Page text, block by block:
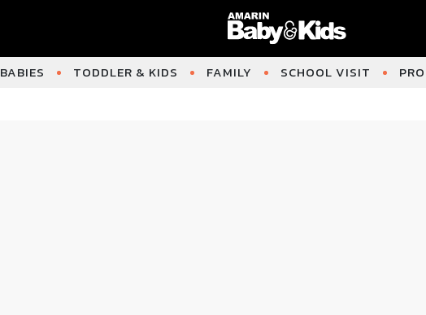
BABIES TODDLER & KIDS FAMILY SCHOOL VISIT